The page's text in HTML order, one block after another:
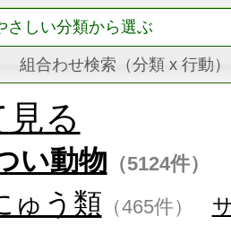
さしい分類から選ぶ
組合わせ検索（分類 x 行動）
る
い動物 （5124件）
ゅう類 （465件）